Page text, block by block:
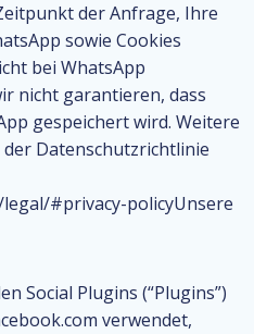
der Anfrage, Ihre
sowie Cookies
bei WhatsApp
nicht garantieren, dass
gespeichert wird. Weitere
Datenschutzrichtlinie
#privacy-policyUnsere
Social Plugins (“Plugins”)
verwendet,